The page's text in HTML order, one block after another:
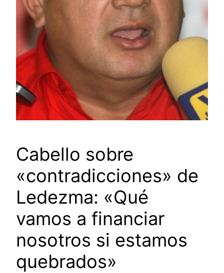
Cabello sobre
«contradicciones» de
Ledezma: «Qué
vamos a financiar
nosotros si estamos
quebrados»